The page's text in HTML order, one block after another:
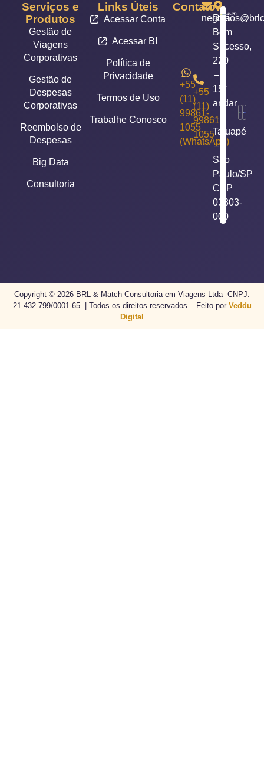
Serviços e
Produtos
Gestão de
Viagens
Corporativas
Gestão de
Despesas
Corporativas
Reembolso de
Despesas
Big Data
Consultoria
Links Úteis
Acessar Conta
Acessar BI
Política de
Privacidade
Termos de Uso
Trabalhe Conosco
Contato
+55
(11)
99861-
1055
(WhatsApp)
+55
(11)
99861-
1055
Rua
Bom
Sucesso,
220
–
15°
andar
–
Tatuapé
–
São
Paulo/SP
CEP
03303-
000
Copyright © 2026 BRL & Match Consultoria em Viagens Ltda -CNPJ:
21.432.799/0001-65 | Todos os direitos reservados – Feito por Veddu
Digital